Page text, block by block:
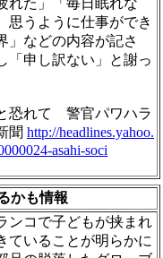
れた」「毎日眠れな
思うように仕事ができ
」などの内容が記さ
「申し訳ない」と謝っ
恐れて 警官パワハラ
聞 http://headlines.yahoo.
asahi-soci
かも情報
ンコで子どもが挟まれ
ていることが明らかに